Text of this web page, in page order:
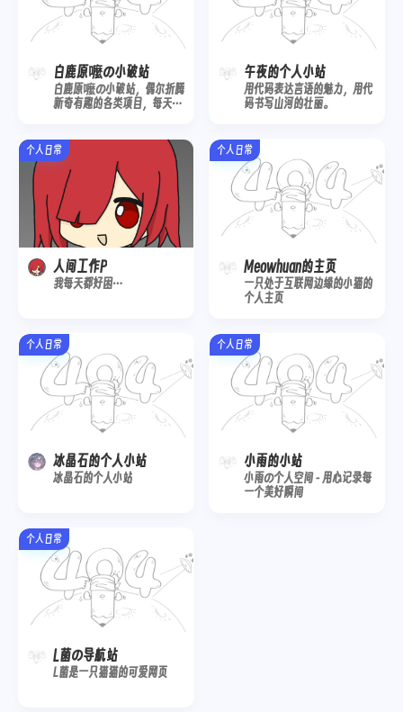
白鹿原嚒の小破站
白鹿原嚒の小破站，偶尔折腾
新奇有趣的各类项目，每天和
午夜的个人小站
用代码表达言语的魅力，用代
码书写山河的壮丽。
个人日常
人间工作P
我每天都好困…
个人日常
Meowhuan的主页
一只处于互联网边缘的小猫的
个人主页
个人日常
冰晶石的个人小站
冰晶石的个人小站
个人日常
小雨的小站
小雨の个人空间 - 用心记录每
一个美好瞬间
个人日常
L菌の导航站
L菌是一只猫猫的可爱网页